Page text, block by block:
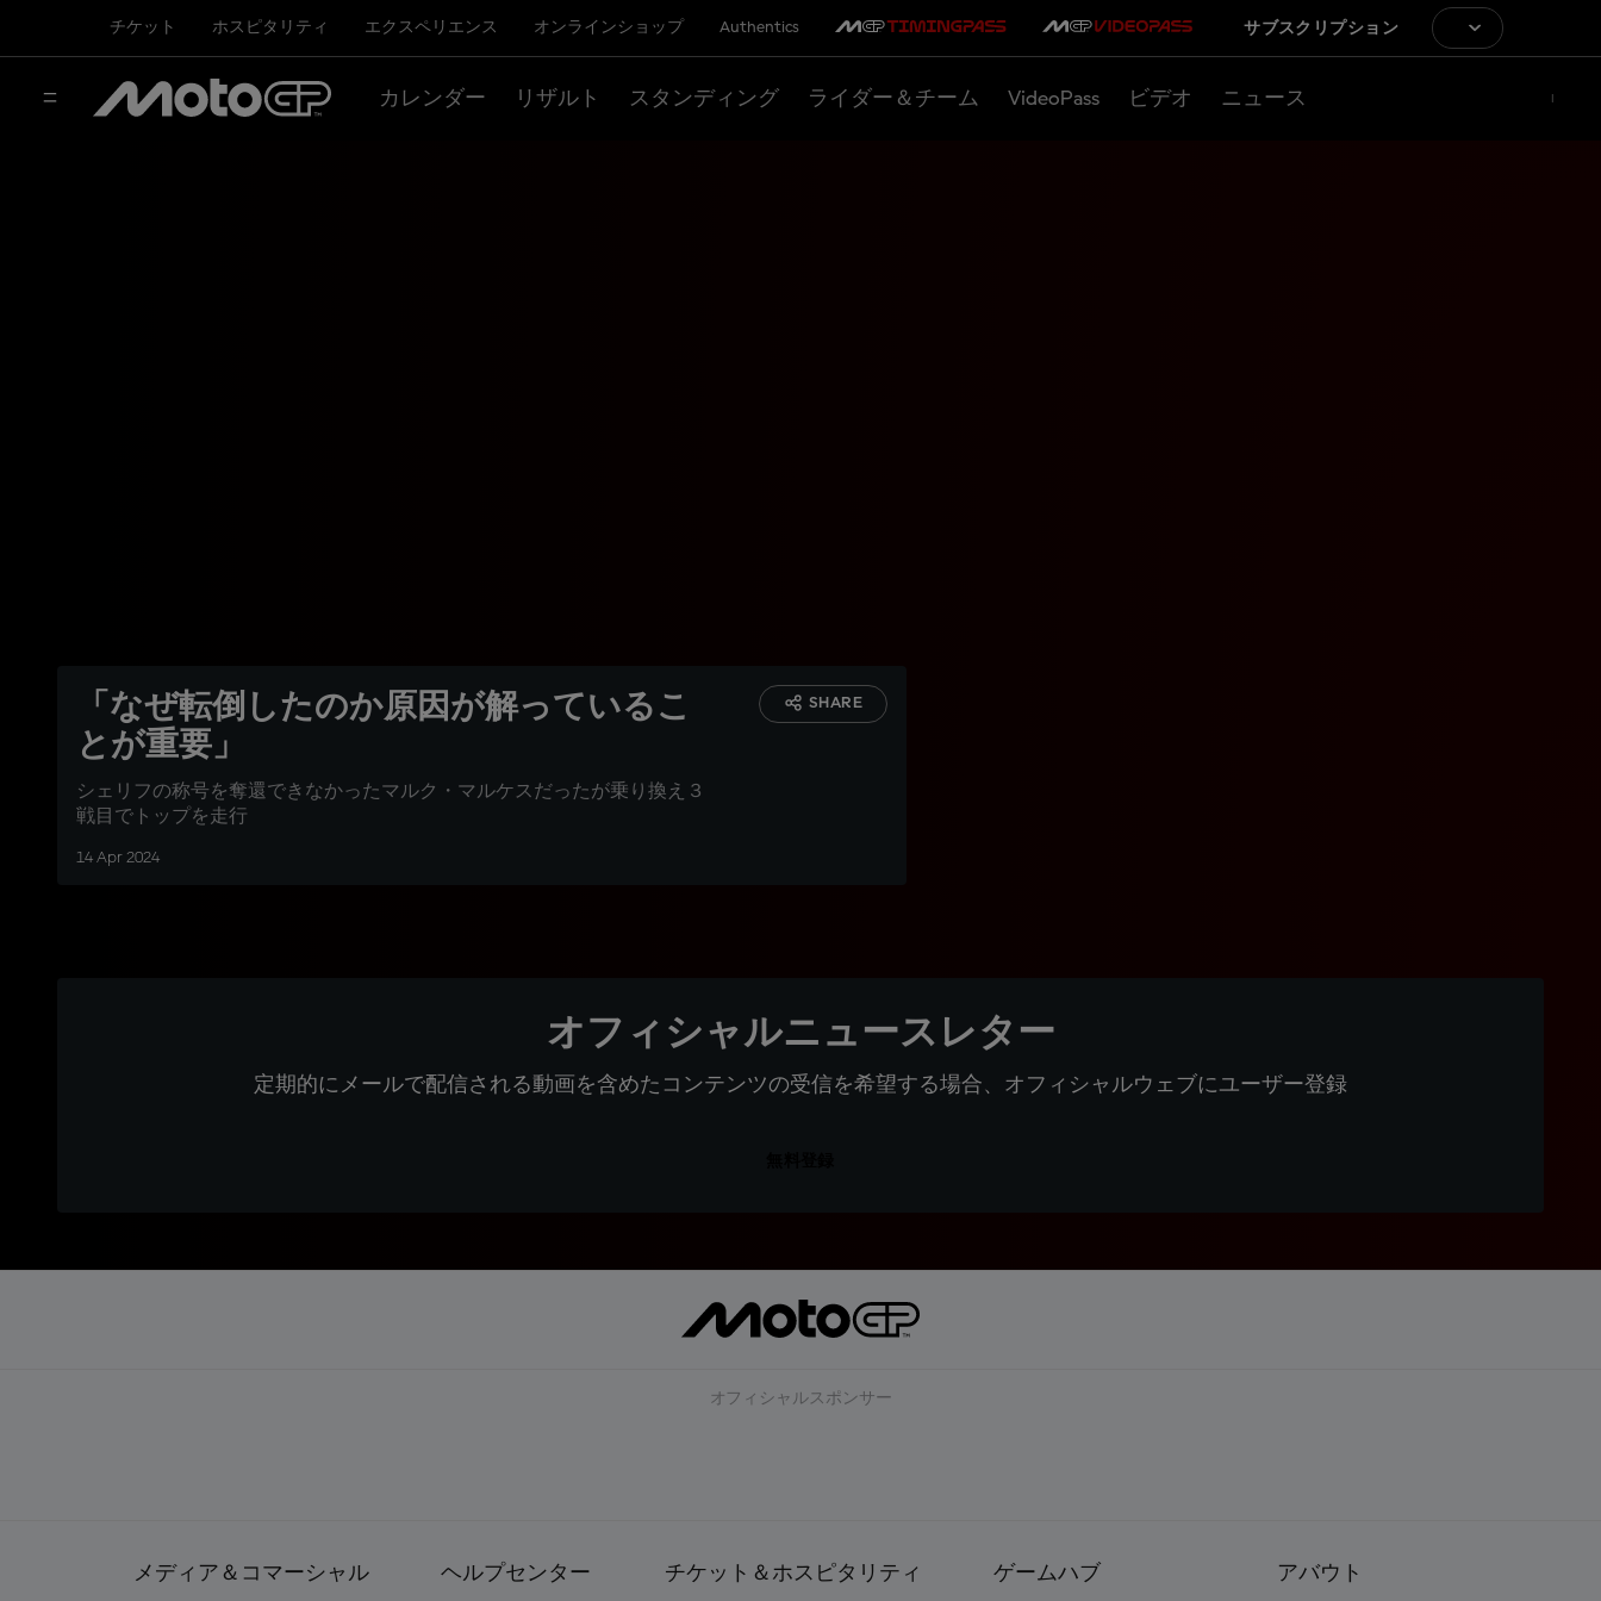
チケット ホスピタリティ エクスペリエンス オンラインショップ Authentics サブスクリプション
カレンダー リザルト スタンディング ライダー＆チーム VideoPass ビデオ ニュース
「なぜ転倒したのか原因が解っているこ
とが重要」
シェリフの称号を奪還できなかったマルク・マルケスだったが乗り換え３
戦目でトップを走行
14 Apr 2024
SHARE
オフィシャルニュースレター
定期的にメールで配信される動画を含めたコンテンツの受信を希望する場合、オフィシャルウェブにユーザー登録
オフィシャルスポンサー
メディア＆コマーシャル ヘルプセンター チケット＆ホスピタリティ ゲームハブ アバウト